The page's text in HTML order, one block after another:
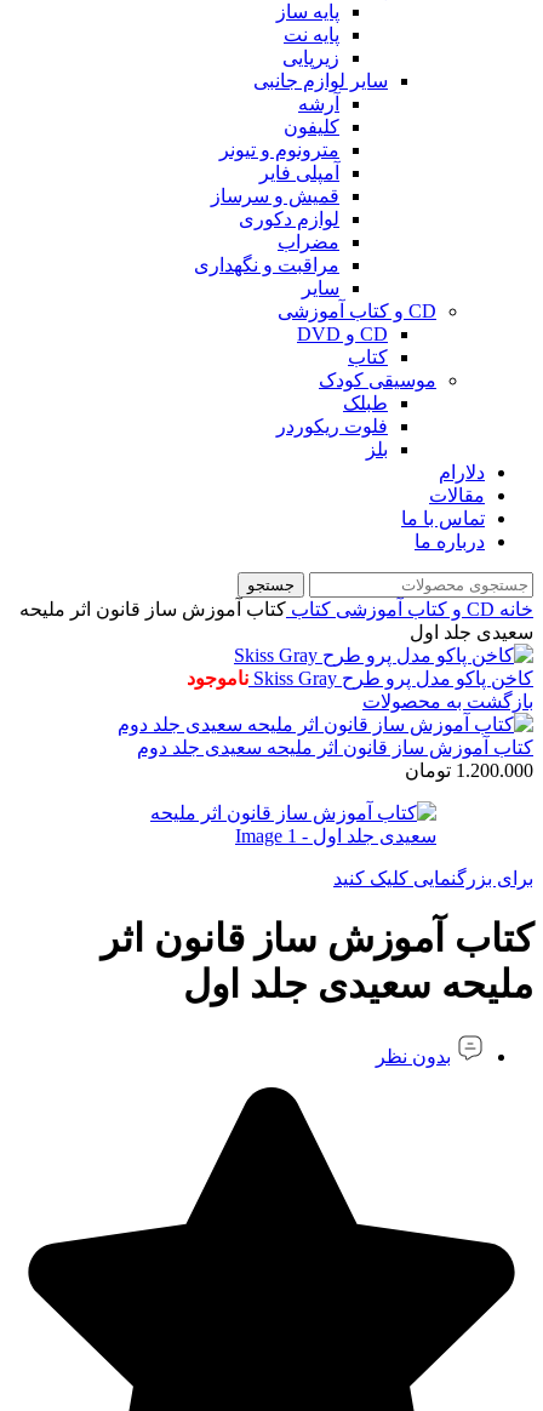
پایه ساز
پایه نت
زیرپایی
سایر لوازم جانبی
آرشه
کلیفون
مترونوم و تیونر
آمپلی فایر
قمیش و سرساز
لوازم دکوری
مضراب
مراقبت و نگهداری
سایر
CD و کتاب آموزشی
CD و DVD
کتاب
موسیقی کودک
طبلک
فلوت ریکوردر
بلز
دلارام
مقالات
تماس با ما
درباره ما
جستجو
خانه CD و کتاب آموزشی کتاب کتاب آموزش ساز قانون اثر ملیحه
سعیدی جلد اول
کاخن پاکو مدل پرو طرح Skiss Gray
ناموجود
بازگشت به محصولات
کتاب آموزش ساز قانون اثر ملیحه سعیدی جلد دوم
1.200.000 تومان
برای بزرگنمایی کلیک کنید
کتاب آموزش ساز قانون اثر
ملیحه سعیدی جلد اول
بدون نظر